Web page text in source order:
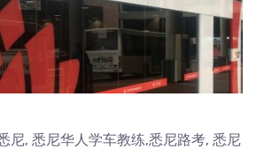
尼, 悉尼华人学车教练,悉尼路考, 悉尼